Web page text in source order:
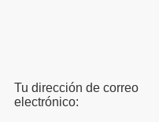
Tu dirección de correo
electrónico: